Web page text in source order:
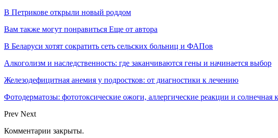
В Петрикове открыли новый роддом
Вам также могут понравиться Еще от автора
В Беларуси хотят сократить сеть сельских больниц и ФАПов
Алкоголизм и наследственность: где заканчиваются гены и начинается выбор
Железодефицитная анемия у подростков: от диагностики к лечению
Фотодерматозы: фототоксические ожоги, аллергические реакции и солнечная
Prev Next
Комментарии закрыты.